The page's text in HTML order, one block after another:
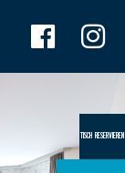
TISCH RESERVIEREN